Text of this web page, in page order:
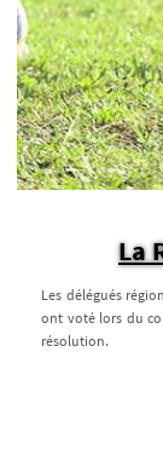
La
Les délégués
ont voté lors du
résolution.